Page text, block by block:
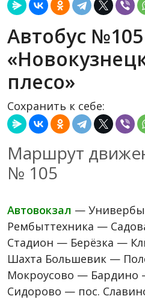
Автобус №105
плесо»
Сохранить к себе:
Маршрут
№ 105
Автовокзал —
Рембыттехника —
Стадион — Берёзка —
Шахта Большевик —
Мокроусово — Бардино
Сидорово — пос.